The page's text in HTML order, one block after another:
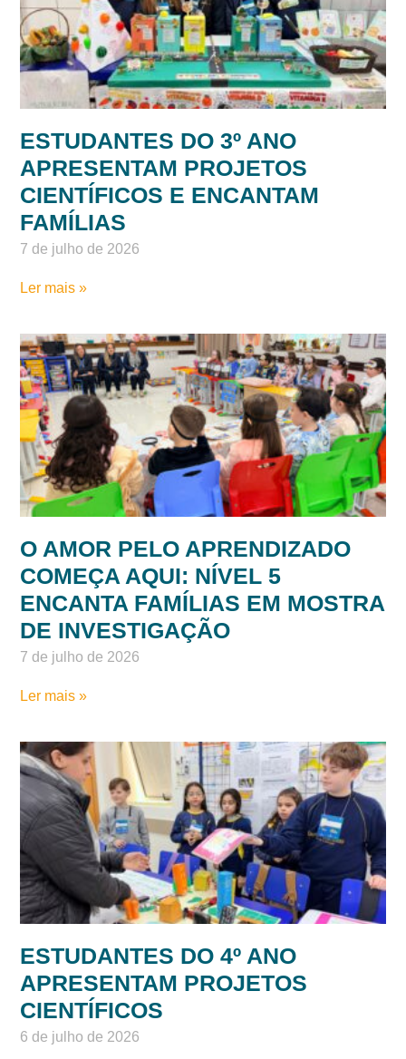
ESTUDANTES DO 3º ANO
APRESENTAM PROJETOS
CIENTÍFICOS E ENCANTAM
FAMÍLIAS
7 de julho de 2026
Ler mais »
O AMOR PELO APRENDIZADO
COMEÇA AQUI: NÍVEL 5
ENCANTA FAMÍLIAS EM MOSTRA
DE INVESTIGAÇÃO
7 de julho de 2026
Ler mais »
ESTUDANTES DO 4º ANO
APRESENTAM PROJETOS
CIENTÍFICOS
6 de julho de 2026